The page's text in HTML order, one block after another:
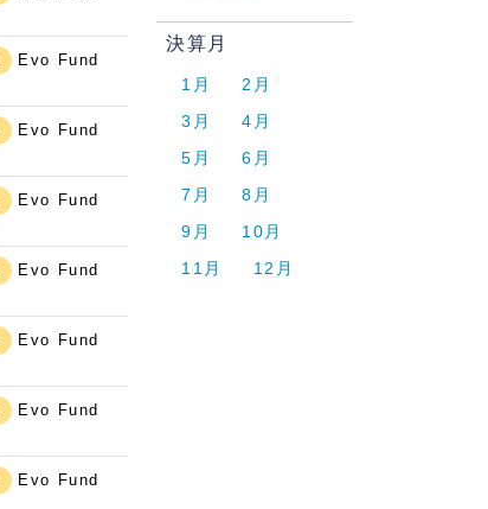
Evo Fund
Evo Fund
Evo Fund
Evo Fund
Evo Fund
Evo Fund
Evo Fund
決算月
1月
2月
3月
4月
5月
6月
7月
8月
9月
10月
11月
12月